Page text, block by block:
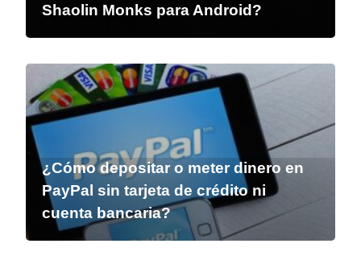
Shaolin Monks para Android?
¿Cómo depositar o meter dinero en
PayPal sin tarjeta de crédito ni
cuenta bancaria?